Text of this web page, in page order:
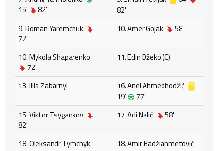
15'
82'
82'
9. Roman Yaremchuk
72'
10. Amer Gojak 58'
10. Mykola Shaparenko
72'
11. Edin Džeko (C)
13. Illia Zabarnyi
16. Anel Ahmedhodžić
19'
77'
15. Viktor Tsygankov
82'
17. Adi Nalić 58'
18. Oleksandr Tymchyk
18. Amir Hadžiahmetović